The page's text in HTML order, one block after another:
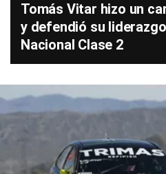
Tomás Vitar hizo un
y defendió su
Nacional Clase 2